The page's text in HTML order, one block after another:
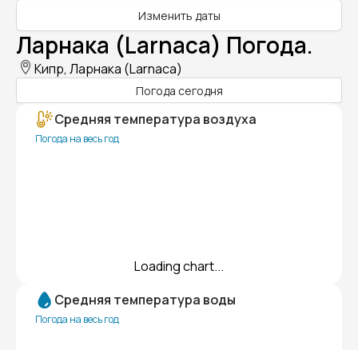
Изменить даты
Ларнака (Larnaca) Погода.
Кипр, Ларнака (Larnaca)
Погода сегодня
Средняя температура воздуха
Погода на весь год
Loading chart...
Средняя температура воды
Погода на весь год